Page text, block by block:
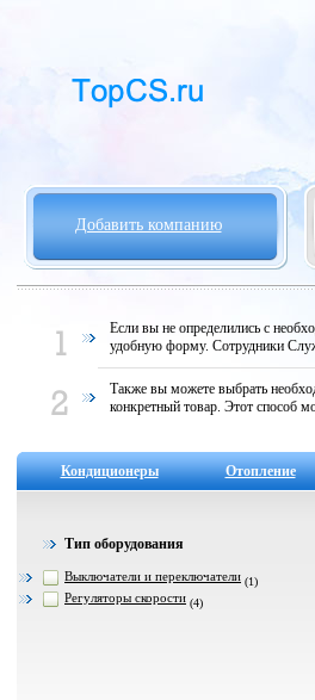
Добавить компанию
Если вы не определились с
удобную форму. Сотрудники
Также вы можете выбрать
конкретный товар. Этот способ
Кондиционеры Отопление
Тип оборудования
Выключатели и переключатели (1)
Регуляторы скорости (4)